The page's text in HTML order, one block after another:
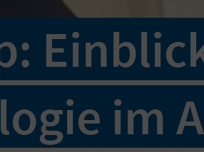
im